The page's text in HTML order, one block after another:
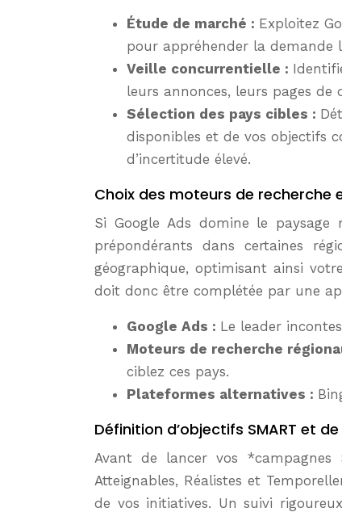
Étude de marché : Exploitez
pour appréhender la demande
Veille concurrentielle :
leurs annonces, leurs pages de
Sélection des pays cibles :
disponibles et de vos objectifs
d’incertitude élevé.
Choix des moteurs de
Si Google Ads domine le
prépondérants dans certaines
géographique, optimisant ainsi
doit donc être complétée par une
Google Ads : Le leader
Moteurs de recherche
ciblez ces pays.
Plateformes alternatives :
Définition d’objectifs SMART et
Avant de lancer vos *campagnes
Atteignables, Réalistes et
de vos initiatives. Un suivi